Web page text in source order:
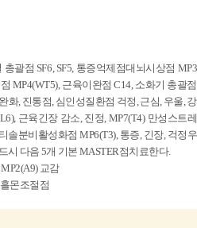
괄점 SF6, SF5, 통증억제점대뇌시상점 MP3
MP4(WT5), 근육이완점 C14, 소화기 총괄점
화, 진통점, 심인성질환점 걱정, 근심, 우울, 강
근육긴장 감소, 진정, MP7(T4) 만성스트레
솔분비활성화점 MP6(T3), 통증, 긴장, 걱정우
시 다음 5개 기본 MASTER점치료한다.
교감
몬조절점